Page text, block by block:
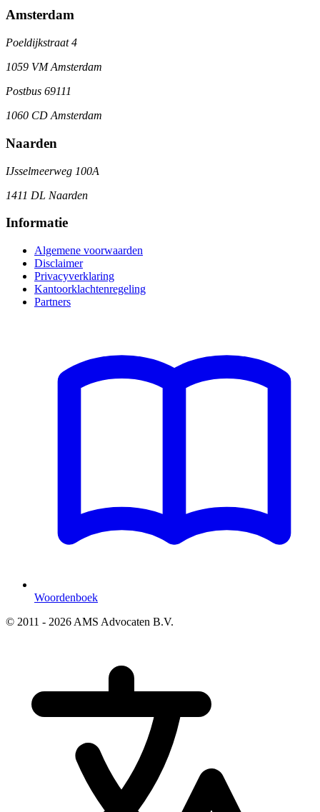
Amsterdam
Poeldijkstraat 4
1059 VM Amsterdam
Postbus 69111
1060 CD Amsterdam
Naarden
IJsselmeerweg 100A
1411 DL Naarden
Informatie
Algemene voorwaarden
Disclaimer
Privacyverklaring
Kantoorklachtenregeling
Partners
Woordenboek
© 2011 - 2026 AMS Advocaten B.V.